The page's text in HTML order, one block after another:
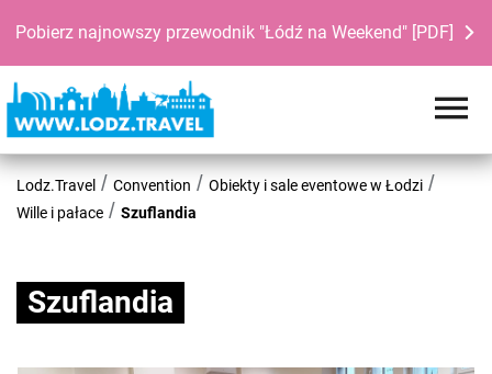
Pobierz najnowszy przewodnik "Łódź na Weekend" [PDF]
Lodz.Travel Convention
Obiekty i sale eventowe w Łodzi
Wille i pałace
Szuflandia
Szuflandia